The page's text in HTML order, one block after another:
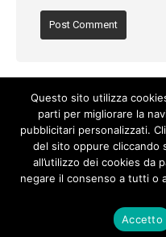
Privacy Policy
© Copyright 2017. All Rights Reserved.
Questo sito utilizza
parti per migliorare la
pubblicitari personalizzati.
del sito oppure cliccando
all’utilizzo dei cookies da
negare il consenso a tutti o
Accetto